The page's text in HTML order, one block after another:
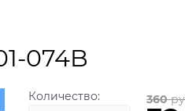
074B
Количество: 360